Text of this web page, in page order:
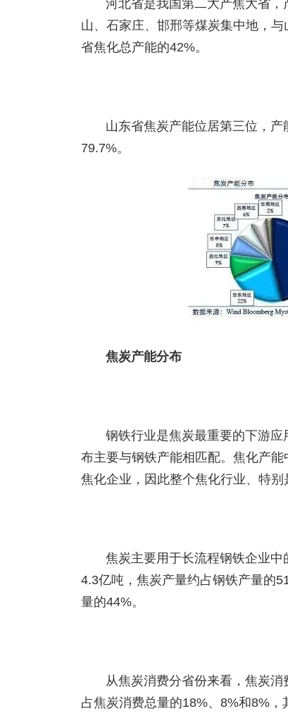
河北省是我国第二大产焦大省
山、石家庄、邯邢等煤炭集中地，
省焦化总产能的42%。
山东省焦炭产能位居第三位，
79.7%。
焦炭产能分布
钢铁行业是焦炭最重要的下游
布主要与钢铁产能相匹配。焦化产
焦化企业，因此整个焦化行业、特
焦炭主要用于长流程钢铁企业
4.3亿吨，焦炭产量约占钢铁产量的
量的44%。
从焦炭消费分省份来看，焦炭
占焦炭消费总量的18%、8%和8%